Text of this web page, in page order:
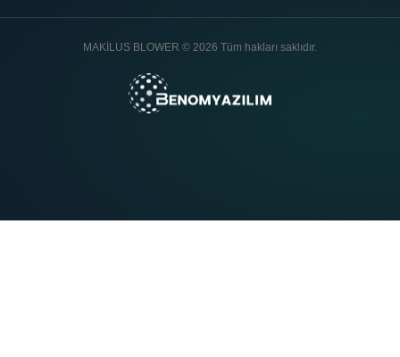
MAKİLUS BLOWER © 2026 Tüm hakları saklıdır.